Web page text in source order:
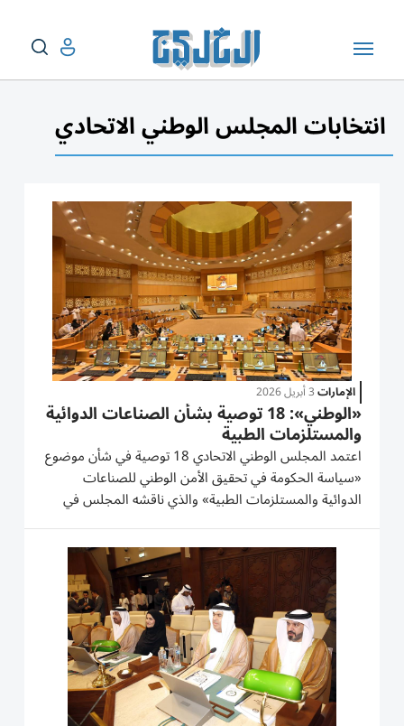
انتخابات المجلس الوطني الاتحادي
الإمارات3 أبريل 2026
«الوطني»: 18 توصية بشأن الصناعات الدوائية
والمستلزمات الطبية
اعتمد المجلس الوطني الاتحادي 18 توصية في شأن موضوع
«سياسة الحكومة في تحقيق الأمن الوطني للصناعات
الدوائية والمستلزمات الطبية» والذي ناقشه المجلس في
جلسة سابقة، ووجه صقر غباش رئيس المجلس، رسالة
حصلت عليها «الخليج» إلى عبدالرحمن بن محمد العويس
وزير شؤون المجلس، تضمنت...